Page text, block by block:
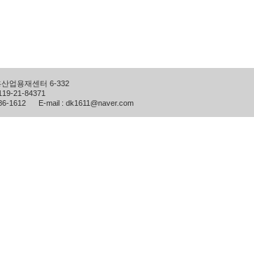
업용재센터 6-332
21-84371
1612 E-mail : dk1611@naver.com